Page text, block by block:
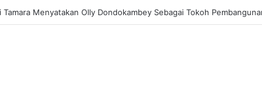
Pemberantasan Korupsi di Indonesia yang Efektif dan Terukur